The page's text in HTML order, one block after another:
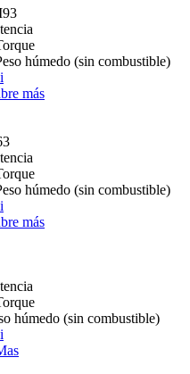
húmedo (sin combustible)
i
más
húmedo (sin combustible)
i
más
húmedo (sin combustible)
i